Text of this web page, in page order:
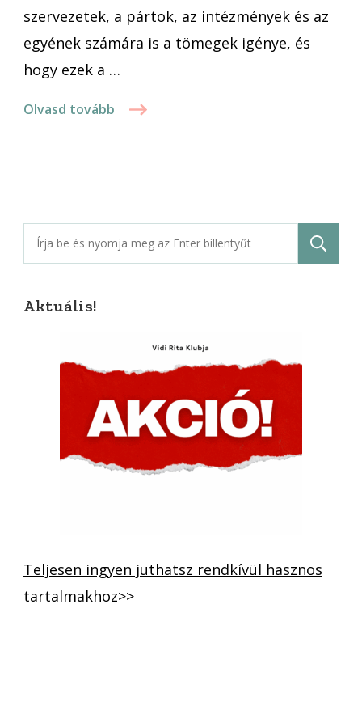
szervezetek, a pártok, az intézmények és az
egyének számára is a tömegek igénye, és
hogy ezek a …
Olvasd tovább
Keresés:
Aktuális!
Teljesen ingyen juthatsz rendkívül hasznos
tartalmakhoz>>